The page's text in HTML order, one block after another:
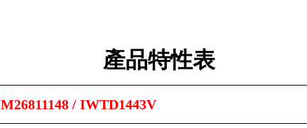
產品特性表
M26811148 / IWTD1443V